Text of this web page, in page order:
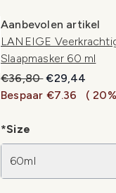
Aanbevolen artikel
LANEIGE
Slaapmasker 60 ml
Recommended Retail
€36,80Huidige prijs:
€29,44
Bespaar €7.36
(
*Size
60ml